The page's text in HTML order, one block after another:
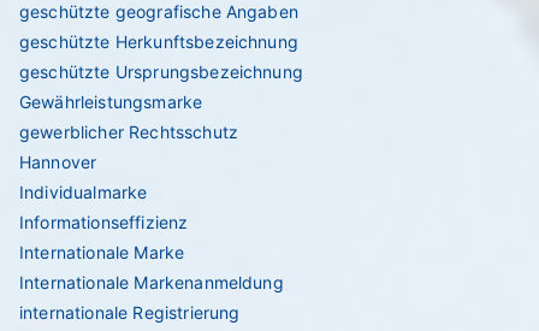
geschützte geografische Angaben
geschützte Herkunftsbezeichnung
geschützte Ursprungsbezeichnung
Gewährleistungsmarke
gewerblicher Rechtsschutz
Hannover
Individualmarke
Informationseffizienz
Internationale Marke
Internationale Markenanmeldung
internationale Registrierung